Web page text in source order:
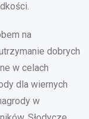
na
dobrych
w celach
dla wiernych
w